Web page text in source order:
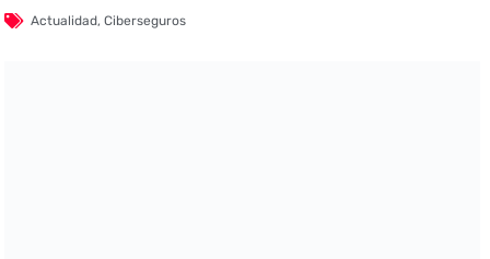
Actualidad,Ciberseguros